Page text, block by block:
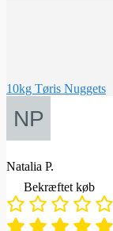
10kg Tøris Nuggets
Natalia P.
Bekræftet køb